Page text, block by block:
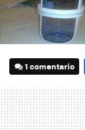
1 comentario